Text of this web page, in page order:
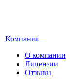
Компания
О компании
Лицензии
Отзывы